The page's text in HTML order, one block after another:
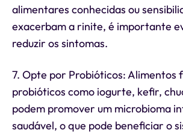
alimentares conhecidas ou
exacerbam a rinite, é importante
reduzir os sintomas.
7. Opte por Probióticos: Alimentos
probióticos como iogurte, kefir,
podem promover um microbioma
saudável, o que pode beneficiar o